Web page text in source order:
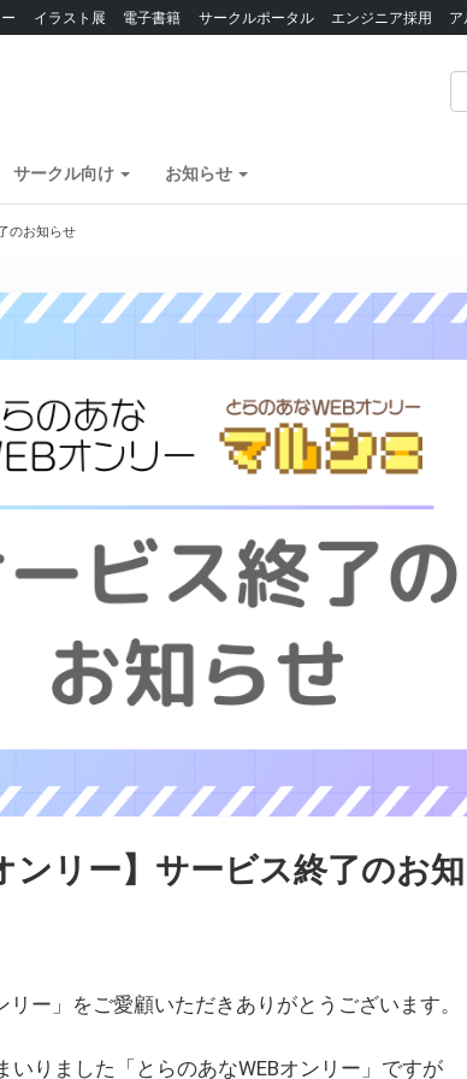
イラスト展 電子書籍 サークルポータル エンジニア採用
サークル向け お知らせ
のお知らせ
ンリー】サービス終了のお
ー」をご愛顧いただきありがとうございます。
いりました「とらのあなWEBオンリー」ですが